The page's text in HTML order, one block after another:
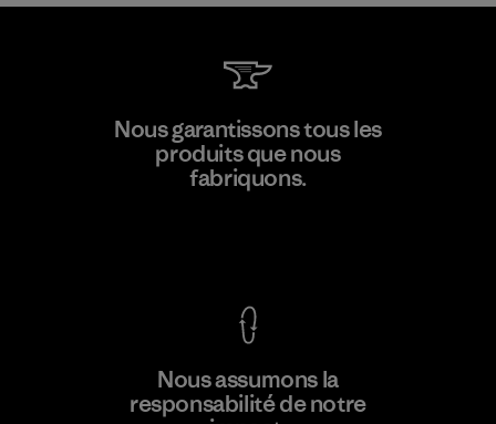
Ceylon Knit Trend (Pvt) Ltd. -
Eheliyagoda
Nous garantissons tous les
produits que nous
fabriquons.
Nous assumons la
responsabilité de notre